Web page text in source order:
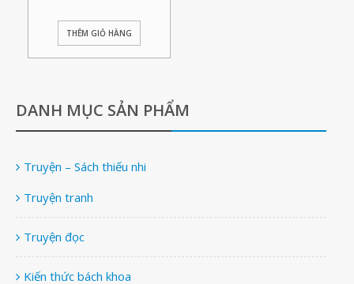
THÊM GIỎ HÀNG
DANH MỤC SẢN PHẨM
Truyện – Sách thiếu nhi
Truyện tranh
Truyện đọc
Kiến thức bách khoa